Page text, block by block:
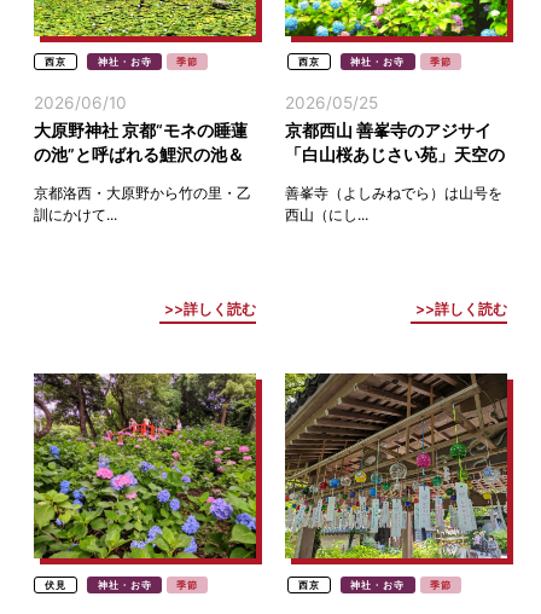
西京 神社・お寺 季節
2026/06/10
大原野神社 京都“モネの睡蓮
の池”と呼ばれる鯉沢の池＆
京都洛西・大原野から竹の里・乙
訓にかけて...
詳しく読む
西京 神社・お寺 季節
2026/05/25
京都西山 善峯寺のアジサイ
「白山桜あじさい苑」天空の
善峯寺（よしみねでら）は山号を
西山（にし...
詳しく読む
伏見 神社・お寺 季節 西京 神社・お寺 季節